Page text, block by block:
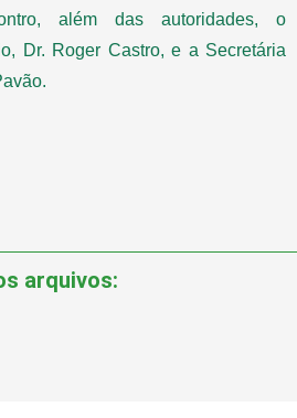
além das autoridades, o
Dr. Roger Castro, e a Secretária
arquivos: